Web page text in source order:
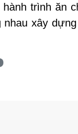
trình ăn
nhau xây